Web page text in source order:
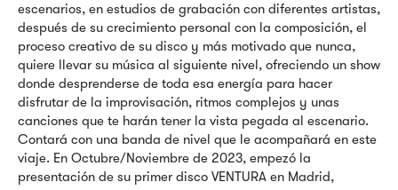
escenarios, en estudios de grabación con diferentes artistas,
después de su crecimiento personal con la composición, el
proceso creativo de su disco y más motivado que nunca,
quiere llevar su música al siguiente nivel, ofreciendo un show
donde desprenderse de toda esa energía para hacer
disfrutar de la improvisación, ritmos complejos y unas
canciones que te harán tener la vista pegada al escenario.
Contará con una banda de nivel que le acompañará en este
viaje. En Octubre/Noviembre de 2023, empezó la
presentación de su primer disco VENTURA en Madrid,